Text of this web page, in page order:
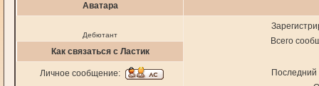
Аватара
Дебютант
Всего
Последний
Как связаться с Ластик
Личное сообщение: